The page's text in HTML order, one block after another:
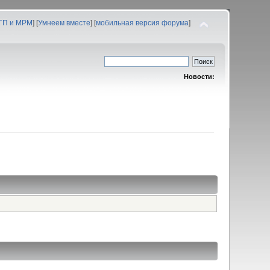
и МРМ] [Умнеем вместе] [мобильная версия форума]
Новости: